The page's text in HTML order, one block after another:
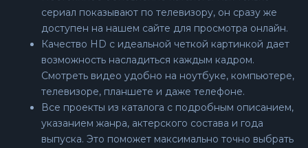
сериал показывают по телевизору, он сразу же
доступен на нашем сайте для просмотра онлайн.
Качество HD с идеальной четкой картинкой дает
возможность насладиться каждым кадром.
Смотреть видео удобно на ноутбуке, компьютере,
телевизоре, планшете и даже телефоне.
Все проекты из каталога с подробным описанием,
указанием жанра, актерского состава и года
выпуска. Это поможет максимально точно выбрать